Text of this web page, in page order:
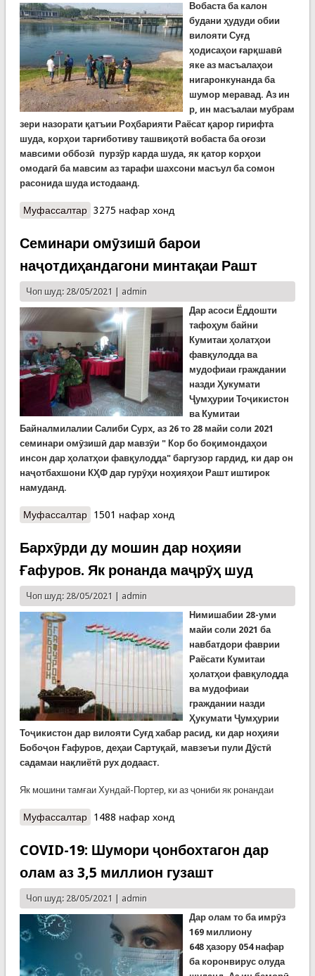
Вобаста ба калон
будани ҳудуди обии
вилояти Суғд
ҳодисаҳои ғарқшавӣ
яке аз масъалаҳои
нигаронкунанда ба
шумор меравад. Аз ин
р, ин масъалаи мубрам
зери назорати қатъии Роҳбарияти Раёсат қарор гирифта
шуда, корҳои тарғиботиву ташвиқотӣ вобаста ба оғози
мавсими оббозӣ пурзўр карда шуда, як қатор корҳои
омодагӣ ба мавсим аз тарафи шахсони масъул ба сомон
расонида шуда истодаанд.
Муфассалтаро Насби лавҳаҳои таблиғотӣ дар соҳили обҳои
3275 нафар хонд
Семинари омӯзишӣ барои
наҷотдиҳандагони минтақаи Рашт
Чоп шуд: 28/05/2021 | admin
Дар асоси Ёддошти
тафоҳум байни
Кумитаи ҳолатҳои
фавқулодда ва
мудофиаи граждании
назди Ҳукумати
Ҷумҳурии Тоҷикистон
ва Кумитаи
Байналмилалии Салиби Сурх, аз 26 то 28 майи соли 2021
семинари омӯзишӣ дар мавзӯи " Кор бо боқимондаҳои
инсон дар ҳолатҳои фавқулодда"баргузор гардид, ки дар он
наҷотбахшони КҲФ дар гурӯҳи ноҳияҳои Рашт иштирок
намуданд.
Муфассалтаро Семинари омӯзишӣ барои наҷотдиҳандагони
1501 нафар хонд
Бархӯрди ду мошин дар ноҳияи
Ғафуров. Як ронанда маҷрӯҳ шуд
Чоп шуд: 28/05/2021 | admin
Нимишабии 28-уми
майи соли 2021 ба
навбатдори фаврии
Раёсати Кумитаи
ҳолатҳои фавқулодда
ва мудофиаи
граждании назди
Ҳукумати Ҷумҳурии
Тоҷикистон дар вилояти Суғд хабар расид, ки дар ноҳияи
Бобоҷон Ғафуров, деҳаи Сартуқай, мавзеъи пули Дӯстӣ
садамаи нақлиётӣ рухдодааст.
Як мошини тамғаи Хундай-Портер, ки аз ҷониби як ронандаи
Муфассалтаро Бархӯрди ду мошин дар ноҳияи Ғафуров. Як
1488 нафар хонд
COVID-19: Шумори ҷонбохтагон дар
олам аз 3,5 миллион гузашт
Чоп шуд: 28/05/2021 | admin
Дар олам то ба имрӯз
169 миллиону
648 ҳазору 054 нафар
ба коронвирус олуда